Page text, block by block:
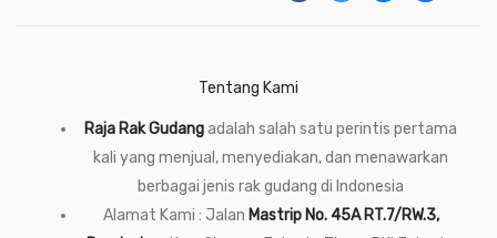
Tentang Kami
Raja Rak Gudangadalah salah satu perintis pertama
kali yang menjual, menyediakan, dan menawarkan
berbagai jenis rak gudang di Indonesia
Alamat Kami : Jalan Mastrip No. 45A RT.7/RW.3,